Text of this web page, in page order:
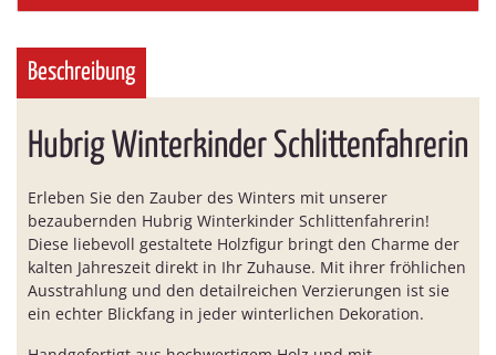
Beschreibung
Hubrig Winterkinder Schlittenfahrerin
Erleben Sie den Zauber des Winters mit unserer
bezaubernden Hubrig Winterkinder Schlittenfahrerin!
Diese liebevoll gestaltete Holzfigur bringt den Charme der
kalten Jahreszeit direkt in Ihr Zuhause. Mit ihrer fröhlichen
Ausstrahlung und den detailreichen Verzierungen ist sie
ein echter Blickfang in jeder winterlichen Dekoration.